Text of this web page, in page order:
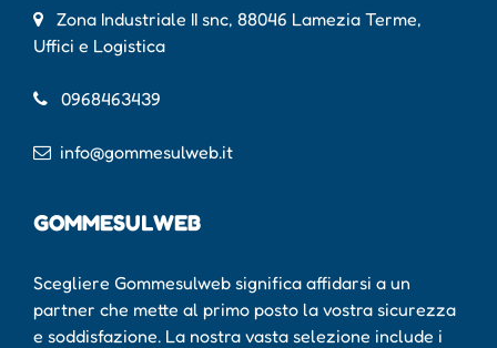
Zona Industriale II snc, 88046 Lamezia Terme,
Uffici e Logistica
0968463439
info@gommesulweb.it
GOMMESULWEB
Scegliere Gommesulweb significa affidarsi a un
partner che mette al primo posto la vostra sicurezza
e soddisfazione. La nostra vasta selezione include i